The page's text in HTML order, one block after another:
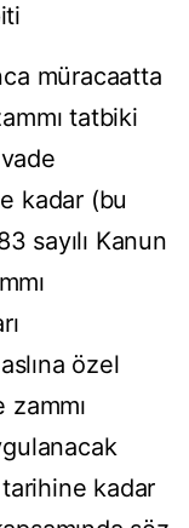
müracaatta
tatbiki
kadar (bu
sayılı Kanun
özel
kadar